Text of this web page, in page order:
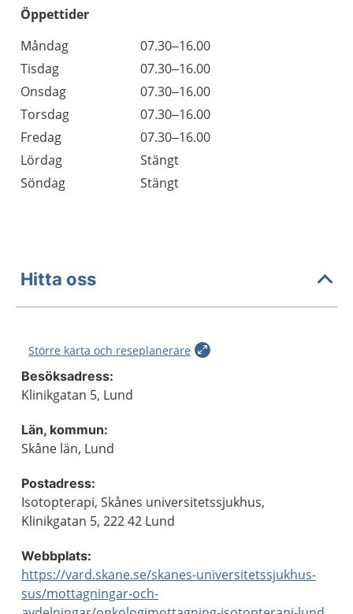
Öppettider
Dag
Öppettider
Kommentarer
Måndag
07.30–16.00
Tisdag
07.30–16.00
Onsdag
07.30–16.00
Torsdag
07.30–16.00
Fredag
07.30–16.00
Lördag
Stängt
Söndag
Stängt
Hitta oss
Större karta och reseplanerare
Besöksadress:
Klinikgatan 5, Lund
Län, kommun:
Skåne län, Lund
Postadress:
Isotopterapi, Skånes universitetssjukhus,
Klinikgatan 5, 222 42 Lund
Webbplats:
https://vard.skane.se/skanes-universitetssjukhus-
sus/mottagningar-och-